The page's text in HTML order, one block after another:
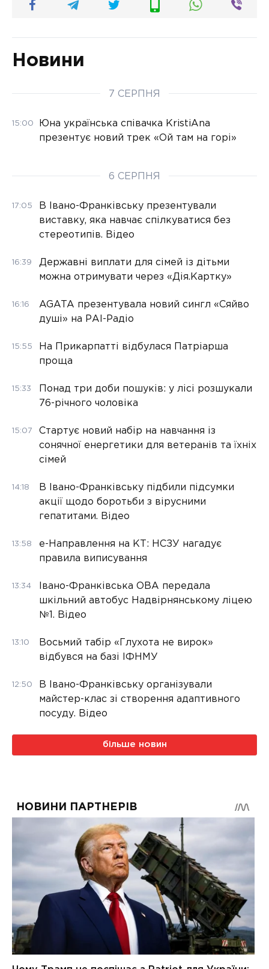
Новини
7 СЕРПНЯ
15:00
Юна українська співачка KristiAna
презентує новий трек «Ой там на горі»
6 СЕРПНЯ
17:05
В Івано-Франківську презентували
виставку, яка навчає спілкуватися без
стереотипів. Відео
16:39
Державні виплати для сімей із дітьми
можна отримувати через «Дія.Картку»
16:16
AGATA презентувала новий сингл «Сяйво
душі» на РАІ-Радіо
15:55
На Прикарпатті відбулася Патріарша
проща
15:33
Понад три доби пошуків: у лісі розшукали
76-річного чоловіка
15:07
Стартує новий набір на навчання із
сонячної енергетики для ветеранів та їхніх
сімей
14:18
В Івано-Франківську підбили підсумки
акції щодо боротьби з вірусними
гепатитами. Відео
13:58
е-Направлення на КТ: НСЗУ нагадує
правила виписування
13:34
Івано-Франківська ОВА передала
шкільний автобус Надвірнянському ліцею
№1. Відео
13:10
Восьмий табір «Глухота не вирок»
відбувся на базі ІФНМУ
12:50
В Івано-Франківську організували
майстер-клас зі створення адаптивного
посуду. Відео
більше новин